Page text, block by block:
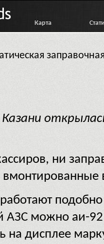
Карта
Казани
ни
АЗС можно аи-92
на дисплее